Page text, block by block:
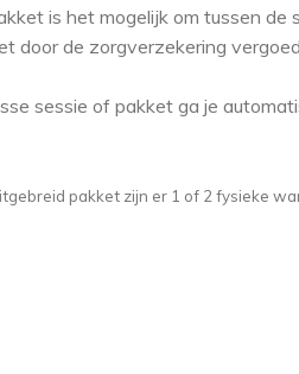
is het mogelijk om tussen
door de zorgverzekering
sessie of pakket ga je
pakket zijn er 1 of 2 fysieke